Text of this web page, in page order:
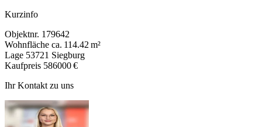
Kurzinfo
Objektnr. 179642
Wohnfläche ca. 114.42 m²
Lage 53721 Siegburg
Kaufpreis 586000 €
Ihr Kontakt zu uns